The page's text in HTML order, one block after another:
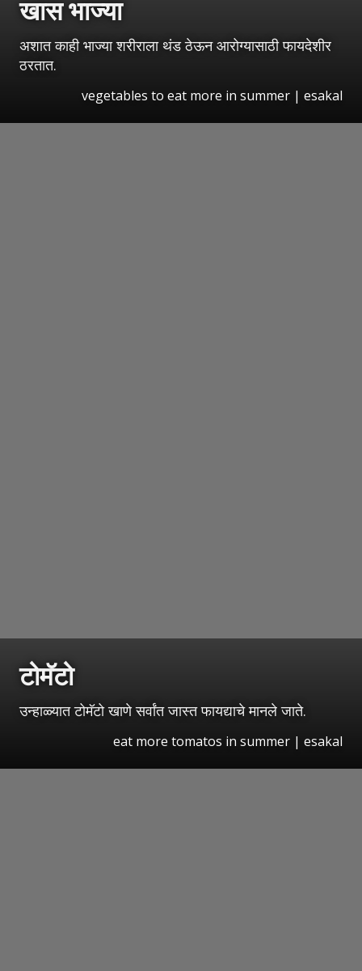
खास भाज्या
अशात काही भाज्या शरीराला थंड ठेऊन आरोग्यासाठी फायदेशीर
ठरतात.
vegetables to eat more in summer | esakal
टोमॅटो
उन्हाळ्यात टोमॅटो खाणे सर्वांत जास्त फायद्याचे मानले जाते.
eat more tomatos in summer | esakal